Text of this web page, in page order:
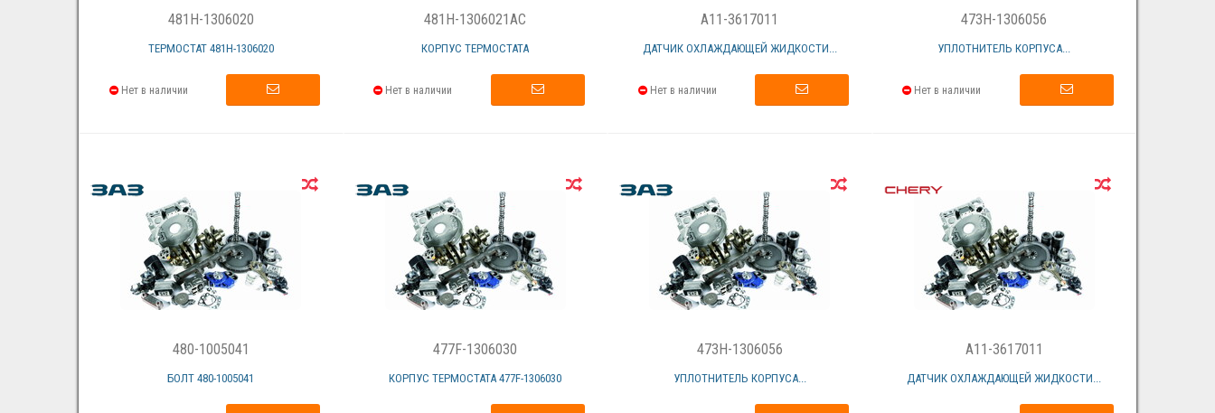
481H-1306020
ТЕРМОСТАТ 481Н-1306020
Нет в наличии
481H-1306021AC
КОРПУС ТЕРМОСТАТА
Нет в наличии
A11-3617011
ДАТЧИК ОХЛАЖДАЮЩЕЙ ЖИДКОСТИ...
Нет в наличии
473H-1306056
УПЛОТНИТЕЛЬ КОРПУСА...
Нет в наличии
480-1005041
БОЛТ 480-1005041
477F-1306030
КОРПУС ТЕРМОСТАТА 477F-1306030
473H-1306056
УПЛОТНИТЕЛЬ КОРПУСА...
A11-3617011
ДАТЧИК ОХЛАЖДАЮЩЕЙ ЖИДКОСТИ...